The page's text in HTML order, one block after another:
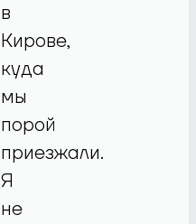
в
Кирове,
куда
мы
порой
приезжали.
Я
не